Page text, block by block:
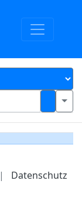
| Datenschutz